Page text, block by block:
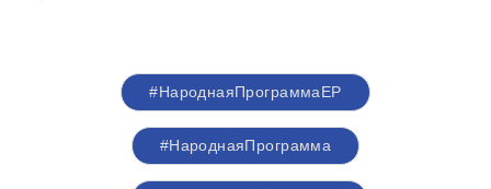
#НароднаяПрограммаЕР
#НароднаяПрограмма